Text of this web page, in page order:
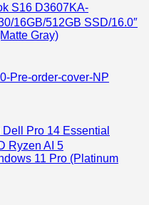
S16 D3607KA-
16GB/512GB SSD/16.0″
Gray)
Pro 14 Essential
Ryzen AI 5
11 Pro (Platinum